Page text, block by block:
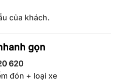
của khách.
gọn
620
đón + loại xe